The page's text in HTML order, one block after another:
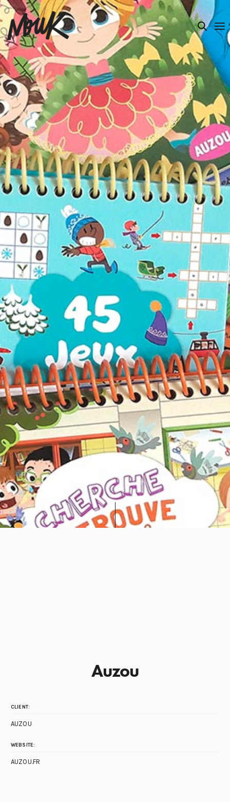
Auzou
CLIENT:
AUZOU
WEBSITE:
AUZOU.FR